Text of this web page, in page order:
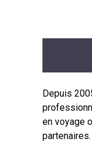
Depuis
en voyage